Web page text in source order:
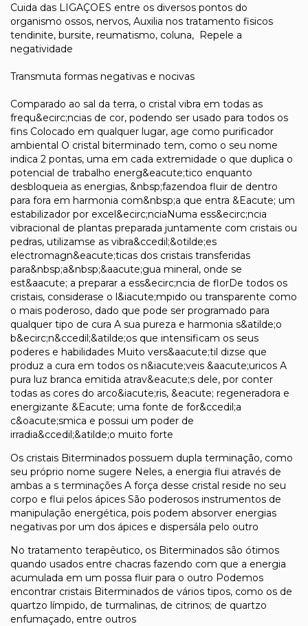
Cuida das LIGAÇOES entre os diversos pontos do
organismo ossos, nervos, Auxilia nos tratamento fisicos
tendinite, bursite, reumatismo, coluna, Repele a
negatividade
Transmuta formas negativas e nocivas
Comparado ao sal da terra, o cristal vibra em todas as
frequ&ecirc;ncias de cor, podendo ser usado para todos os
fins Colocado em qualquer lugar, age como purificador
ambiental O cristal biterminado tem, como o seu nome
indica 2 pontas, uma em cada extremidade o que duplica o
potencial de trabalho energ&eacute;tico enquanto
desbloqueia as energias, &nbsp;fazendoa fluir de dentro
para fora em harmonia com&nbsp;a que entra &Eacute; um
estabilizador por excel&ecirc;nciaNuma ess&ecirc;ncia
vibracional de plantas preparada juntamente com cristais ou
pedras, utilizamse as vibra&ccedil;&otilde;es
electromagn&eacute;ticas dos cristais transferidas
para&nbsp;a&nbsp;&aacute;gua mineral, onde se
est&aacute; a preparar a ess&ecirc;ncia de florDe todos os
cristais, considerase o l&iacute;mpido ou transparente como
o mais poderoso, dado que pode ser programado para
qualquer tipo de cura A sua pureza e harmonia s&atilde;o
b&ecirc;n&ccedil;&atilde;os que intensificam os seus
poderes e habilidades Muito vers&aacute;til dizse que
produz a cura em todos os n&iacute;veis &aacute;uricos A
pura luz branca emitida atrav&eacute;s dele, por conter
todas as cores do arco&iacute;ris, &eacute; regeneradora e
energizante &Eacute; uma fonte de for&ccedil;a
c&oacute;smica e possui um poder de
irradia&ccedil;&atilde;o muito forte
Os cristais Biterminados possuem dupla terminação, como
seu próprio nome sugere Neles, a energia flui através de
ambas a s terminações A força desse cristal reside no seu
corpo e flui pelos ápices São poderosos instrumentos de
manipulação energética, pois podem absorver energias
negativas por um dos ápices e dispersála pelo outro
No tratamento terapêutico, os Biterminados são ótimos
quando usados entre chacras fazendo com que a energia
acumulada em um possa fluir para o outro Podemos
encontrar cristais Biterminados de vários tipos, como os de
quartzo límpido, de turmalinas, de citrinos; de quartzo
enfumaçado, entre outros